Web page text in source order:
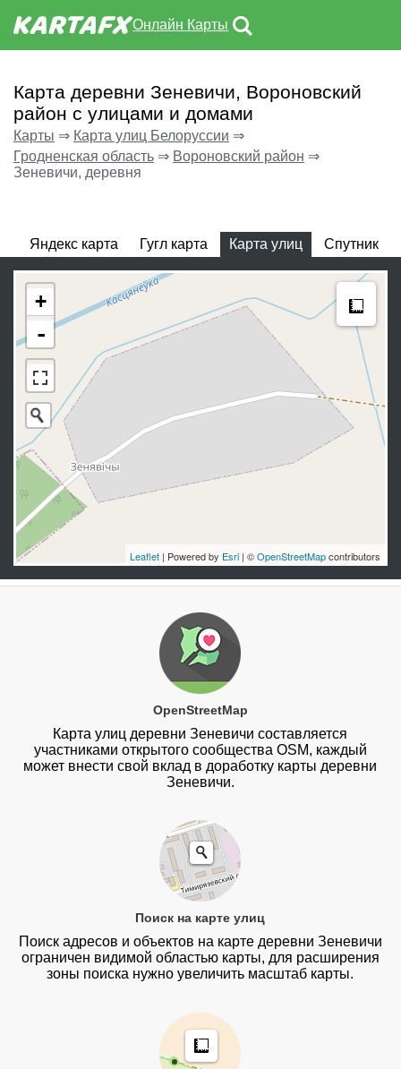
Онлайн Карты
Карта деревни Зеневичи, Вороновский
район с улицами и домами
Карты ⇒ Карта улиц Белоруссии ⇒
Гродненская область ⇒ Вороновский район ⇒
Зеневичи, деревня
Яндекс карта Гугл карта Карта улиц Спутник
+
-
Leaflet | Powered by Esri | ©OpenStreetMapcontributors
OpenStreetMap
Карта улиц деревни Зеневичи составляется
участниками открытого сообщества OSM, каждый
может внести свой вклад в доработку карты деревни
Зеневичи.
Поиск на карте улиц
Поиск адресов и объектов на карте деревни Зеневичи
ограничен видимой областью карты, для расширения
зоны поиска нужно увеличить масштаб карты.